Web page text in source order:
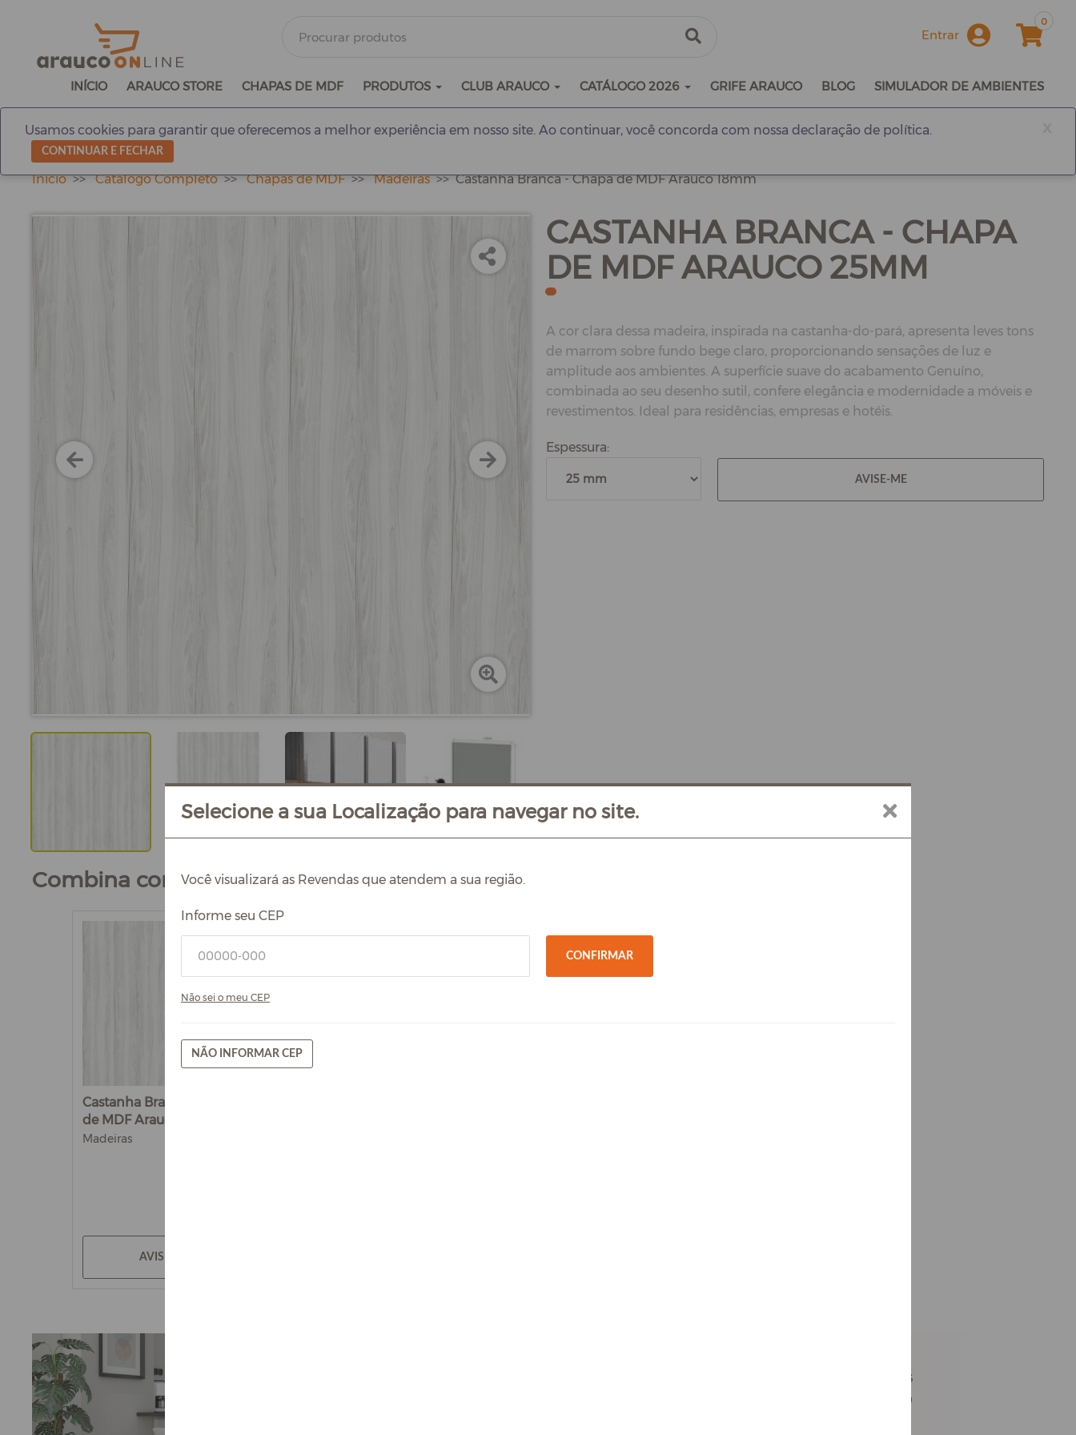
Entrar
0
INÍCIO ARAUCO STORE CHAPAS DE MDF PRODUTOS CLUB ARAUCO CATÁLOGO 2026 GRIFE ARAUCO BLOG SIMULADOR DE AMBIENTES
Usamos cookies para garantir que oferecemos a melhor experiência em nosso site. Ao continuar, você concorda com nossa declaração de política.
CONTINUAR E FECHAR
Início Catálogo Completo Chapas de MDF Madeiras Castanha Branca - Chapa de MDF Arauco 18mm
CASTANHA BRANCA - CHAPA
DE MDF ARAUCO 25MM
A cor clara dessa madeira, inspirada na castanha-do-pará, apresenta leves tons
de marrom sobre fundo bege claro, proporcionando sensações de luz e
amplitude aos ambientes. A superfície suave do acabamento Genuíno,
combinada ao seu desenho sutil, confere elegância e modernidade a móveis e
revestimentos. Ideal para residências, empresas e hotéis.
Espessura:
AVISE-ME
Combina com
Castanha Branca - Chapa
de MDF Arauco 15mm
Madeiras
AVISE-ME
Você visualizará as Revendas que atendem a sua região.
Informe seu CEP
CONFIRMAR
Não sei o meu CEP
NÃO INFORMAR CEP
Selecione a sua Localização para navegar no site.